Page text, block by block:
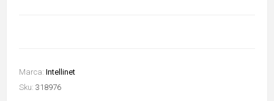
Marca: Intellinet
Sku: 318976